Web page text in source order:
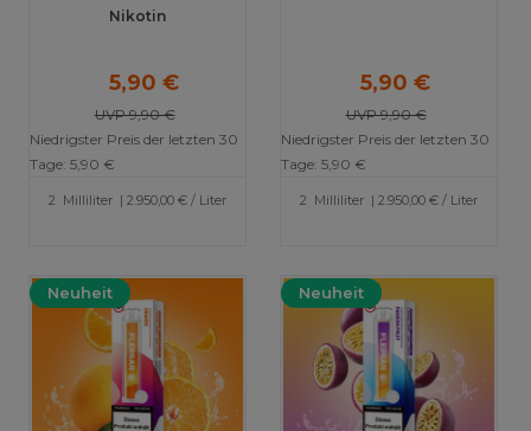
Nikotin
UVP 9,90 €
5,90 €
Niedrigster Preis der letzten 30
Tage: 5,90 €
2 Milliliter | 2.950,00 € / Liter
UVP 9,90 €
5,90 €
Niedrigster Preis der letzten 30
Tage: 5,90 €
2 Milliliter | 2.950,00 € / Liter
Neuheit Neuheit